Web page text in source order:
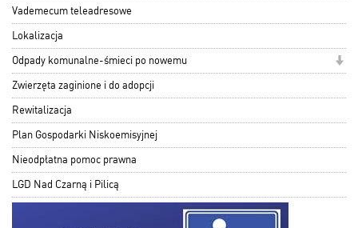
Vademecum teleadresowe
Lokalizacja
Odpady komunalne-śmieci po nowemu
Zwierzęta zaginione i do adopcji
Rewitalizacja
Plan Gospodarki Niskoemisyjnej
Nieodpłatna pomoc prawna
LGD Nad Czarną i Pilicą